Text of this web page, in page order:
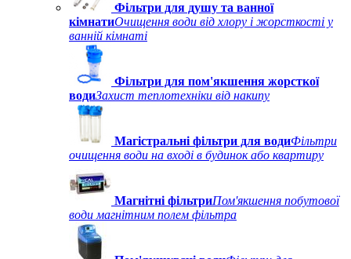
Фільтри для душу та ванної
кімнатиОчищення води від хлору і жорсткості у
ванній кімнаті
Фільтри для пом'якшення жорсткої
водиЗахист теплотехніки від накипу
Магістральні фільтри для водиФільтри
очищення води на вході в будинок або квартиру
Магнітні фільтриПом'якшення побутової
води магнітним полем фільтра